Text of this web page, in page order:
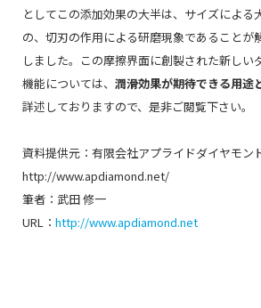
としてこの添加効果の大半は、サイズによる
の、切刃の作用による研磨現象であることが
しました。この摩擦界面に創製された新しい
機能については、 潤滑効果が期待できる用途
詳述しておりますので、是非ご閲覧下さい。
資料提供元：有限会社アプライドダイヤモン
http://www.apdiamond.net/
筆者：武田 修一
URL： http://www.apdiamond.net